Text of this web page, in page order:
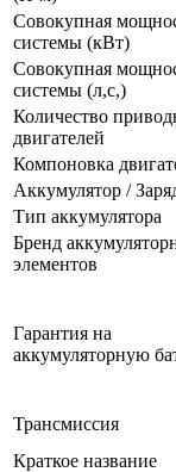
Совокупная
системы (кВт)
Совокупная
системы (л,с,)
Количество
двигателей
Компоновка
Аккумулятор /
Тип аккумулятора
Бренд
элементов
Гарантия на
аккумуляторную
Трансмиссия
Краткое название